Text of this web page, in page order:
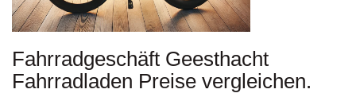
Fahrradgeschäft Geesthacht
Fahrradladen Preise vergleichen.